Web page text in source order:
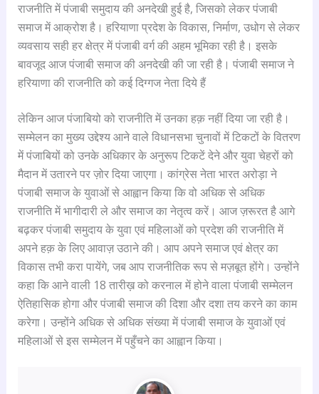
राजनीति में पंजाबी समुदाय की अनदेखी हुई है, जिसको लेकर पंजाबी
समाज में आक्रोश है। हरियाणा प्रदेश के विकास, निर्माण, उधोग से लेकर
व्यवसाय सही हर क्षेत्र में पंजाबी वर्ग की अहम भूमिका रही है। इसके
बावजूद आज पंजाबी समाज की अनदेखी की जा रही है। पंजाबी समाज ने
हरियाणा की राजनीति को कई दिग्गज नेता दिये हैं
लेकिन आज पंजाबियो को राजनीति में उनका हक़ नहीं दिया जा रही है।
सम्मेलन का मुख्य उद्देश्य आने वाले विधानसभा चुनावों में टिकटों के वितरण
में पंजाबियों को उनके अधिकार के अनुरूप टिकटें देने और युवा चेहरों को
मैदान में उतारने पर ज़ोर दिया जाएगा। कांग्रेस नेता भारत अरोड़ा ने
पंजाबी समाज के युवाओं से आह्वान किया कि वो अधिक से अधिक
राजनीति में भागीदारी ले और समाज का नेतृत्व करें। आज ज़रूरत है आगे
बढ़कर पंजाबी समुदाय के युवा एवं महिलाओं को प्रदेश की राजनीति में
अपने हक़ के लिए आवाज़ उठाने की। आप अपने समाज एवं क्षेत्र का
विकास तभी करा पायेंगे, जब आप राजनीतिक रूप से मज़बूत होंगे। उन्होंने
कहा कि आने वाली 18 तारीख़ को करनाल में होने वाला पंजाबी सम्मेलन
ऐतिहासिक होगा और पंजाबी समाज की दिशा और दशा तय करने का काम
करेगा। उन्होंने अधिक से अधिक संख्या में पंजाबी समाज के युवाओं एवं
महिलाओं से इस सम्मेलन में पहुँचने का आह्वान किया।